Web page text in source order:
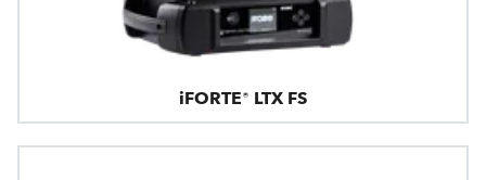
iFORTE® LTX FS